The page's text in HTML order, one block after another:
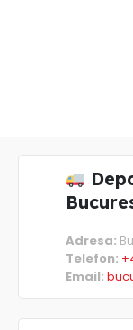
Adresa:
Telefon:
Email: